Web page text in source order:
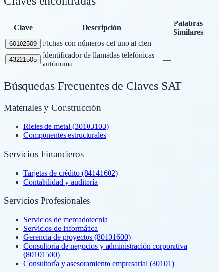
Clave Descripción
Palabras
Similares
60102509 Fichas con números del uno al cien —
43221505
Identificador de llamadas telefónicas
autónoma
—
Búsquedas Frecuentes de Claves SAT
Materiales y Construcción
Rieles de metal (30103103)
Componentes estructurales
Servicios Financieros
Tarjetas de crédito (84141602)
Contabilidad y auditoría
Servicios Profesionales
Servicios de mercadotecnia
Servicios de informática
Gerencia de proyectos (80101600)
Consultoría de negocios y administración corporativa
(80101500)
Consultoría y asesoramiento empresarial (80101)